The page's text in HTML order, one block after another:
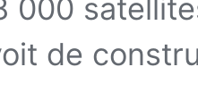
000
de